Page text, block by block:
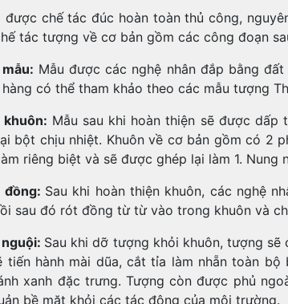
được chế tác đúc hoàn toàn thủ công,
tác tượng về cơ bản gồm các công đoạn
Mẫu được các nghệ nhân đắp bằng
hàng có thể tham khảo theo các mẫu tượng
khuôn: Mẫu sau khi hoàn thiện sẽ được
bột chịu nhiệt. Khuôn về cơ bản gồm có 2
riêng biệt và sẽ được ghép lại làm 1. Nung
đồng: Sau khi hoàn thiện khuôn, các nghệ
sau đó rót đồng từ từ vào trong khuôn và
Sau khi dỡ tượng khỏi khuôn, tượng sẽ
tiến hành mài dũa, cắt tỉa làm nhẵn toàn
xanh đặc trưng. Tượng còn được phủ
bề mặt khỏi các tác động của môi trường.